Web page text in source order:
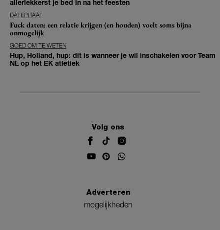
allerlekkerst je bed in na het feesten
DATEPRAAT
Fuck daten: een relatie krijgen (en houden) voelt soms bijna
onmogelijk
GOED OM TE WETEN
Hup, Holland, hup: dit is wanneer je wil inschakelen voor Team
NL op het EK atletiek
Volg ons
Adverteren
mogelijkheden